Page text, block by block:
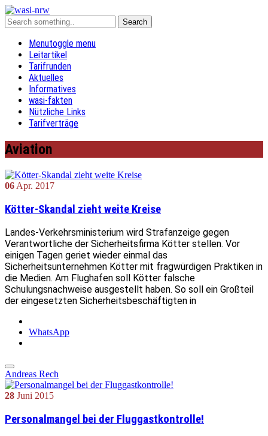
Menutoggle menu
Leitartikel
Tarifrunden
Aktuelles
Informatives
wasi-fakten
Nützliche Links
Tarifverträge
Aviation
06 Apr. 2017
Kötter-Skandal zieht weite Kreise
Landes-Verkehrsministerium wird Strafanzeige gegen
Verantwortliche der Sicherheitsfirma Kötter stellen. Vor
einigen Tagen geriet wieder einmal das
Sicherheitsunternehmen Kötter mit fragwürdigen Praktiken in
die Medien. Am Flughafen soll Kötter falsche
Schulungsnachweise ausgestellt haben. So soll ein Großteil
der eingesetzten Sicherheitsbeschäftigten in
WhatsApp
Andreas Rech
28 Juni 2015
Personalmangel bei der Fluggastkontrolle!